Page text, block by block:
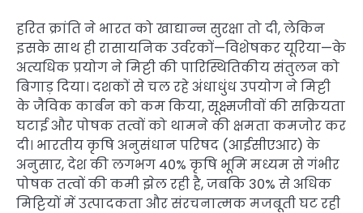
हरित क्रांति ने भारत को खाद्यान्न सुरक्षा तो दी, लेकिन
इसके साथ ही रासायनिक उर्वरकों—विशेषकर यूरिया—के
अत्यधिक प्रयोग ने मिट्टी की पारिस्थितिकीय संतुलन को
बिगाड़ दिया। दशकों से चल रहे अंधाधुंध उपयोग ने मिट्टी
के जैविक कार्बन को कम किया, सूक्ष्मजीवों की सक्रियता
घटाई और पोषक तत्वों को थामने की क्षमता कमजोर कर
दी। भारतीय कृषि अनुसंधान परिषद (आईसीएआर) के
अनुसार, देश की लगभग 40% कृषि भूमि मध्यम से गंभीर
पोषक तत्वों की कमी झेल रही है, जबकि 30% से अधिक
मिट्टियों में उत्पादकता और संरचनात्मक मजबूती घट रही